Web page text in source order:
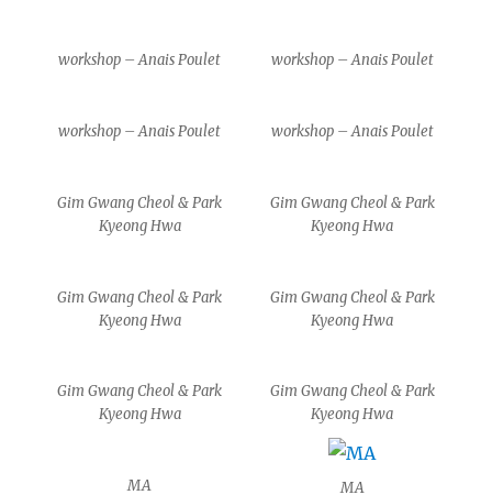
workshop – Anais Poulet workshop – Anais Poulet
workshop – Anais Poulet workshop – Anais Poulet
Gim Gwang Cheol & Park
Kyeong Hwa
Gim Gwang Cheol & Park
Kyeong Hwa
Gim Gwang Cheol & Park
Kyeong Hwa
Gim Gwang Cheol & Park
Kyeong Hwa
Gim Gwang Cheol & Park
Kyeong Hwa
Gim Gwang Cheol & Park
Kyeong Hwa
MA MA